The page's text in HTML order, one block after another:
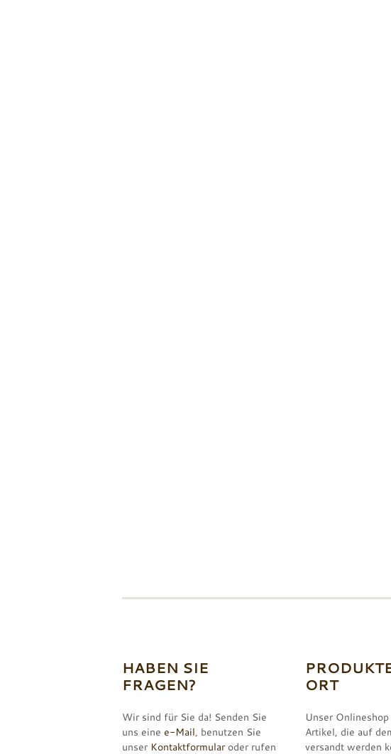
HABEN SIE
FRAGEN?
Wir sind für Sie da! Senden Sie
uns eine e-Mail, benutzen Sie
unser Kontaktformularoder rufen
ORT
Unser
Artikel, die auf
versandt werden